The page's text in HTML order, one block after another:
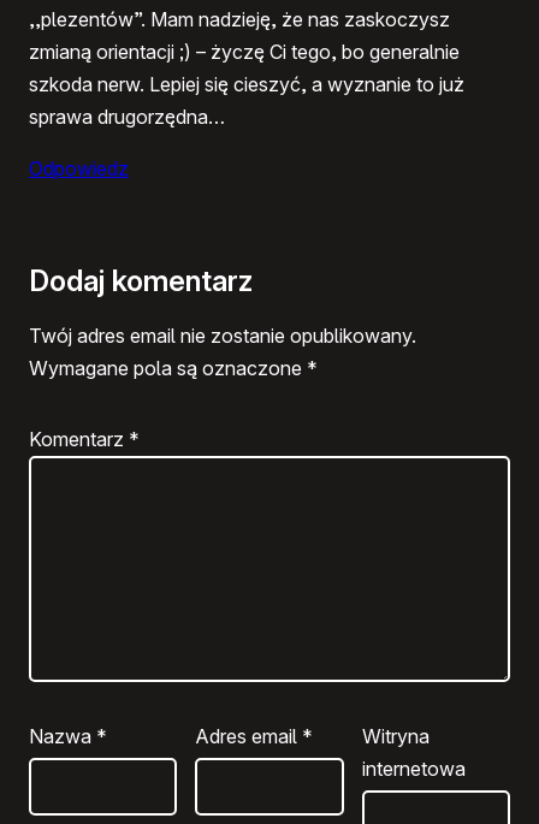
,,plezentów”. Mam nadzieję, że nas zaskoczysz
zmianą orientacji ;) – życzę Ci tego, bo generalnie
szkoda nerw. Lepiej się cieszyć, a wyznanie to już
sprawa drugorzędna…
Odpowiedz
Dodaj komentarz
Twój adres email nie zostanie opublikowany.
Wymagane pola są oznaczone *
Komentarz *
Nazwa * Adres email *
Witryna
internetowa